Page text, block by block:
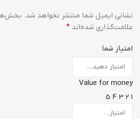
نشانی ایمیل شما منتشر نخواهد شد.
علامت‌گذاری شده‌اند *
امتیاز شما
Value for money
1
2
3
4
5